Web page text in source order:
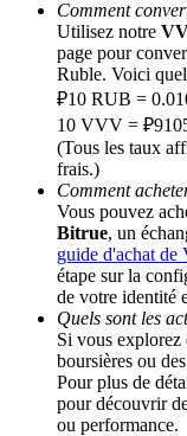
BTC Welcome
Deposit & Trade
Deposit
Share 500000
Exclusive for
Register &
Comment
Utilisez notre
page pour
Ruble. Voici
₽10 RUB =
10 VVV =
(Tous les taux
frais.)
Comment
Vous pouvez
Bitrue, un
guide d'achat de
étape sur la
de votre identité
Quels sont les
Si vous explorez
boursières ou
Pour plus de
pour découvrir
ou performance.